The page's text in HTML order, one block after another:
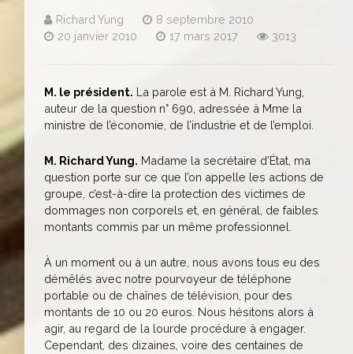
Richard Yung
8 septembre 2010
20 janvier 2010
17 mars 2017 3013
M. le président. La parole est à M. Richard Yung,
auteur de la question n° 690, adressée à Mme la
ministre de l’économie, de l’industrie et de l’emploi.
M. Richard Yung. Madame la secrétaire d’État, ma
question porte sur ce que l’on appelle les actions de
groupe, c’est-à-dire la protection des victimes de
dommages non corporels et, en général, de faibles
montants commis par un même professionnel.
À un moment ou à un autre, nous avons tous eu des
démêlés avec notre pourvoyeur de téléphone
portable ou de chaînes de télévision, pour des
montants de 10 ou 20 euros. Nous hésitons alors à
agir, au regard de la lourde procédure à engager.
Cependant, des dizaines, voire des centaines de